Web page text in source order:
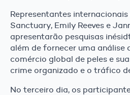
Representantes internacionais
Sanctuary, Emily Reeves e
apresentarão pesquisas
além de fornecer uma análise
comércio global de peles e
crime organizado e o tráfico
No terceiro dia, os